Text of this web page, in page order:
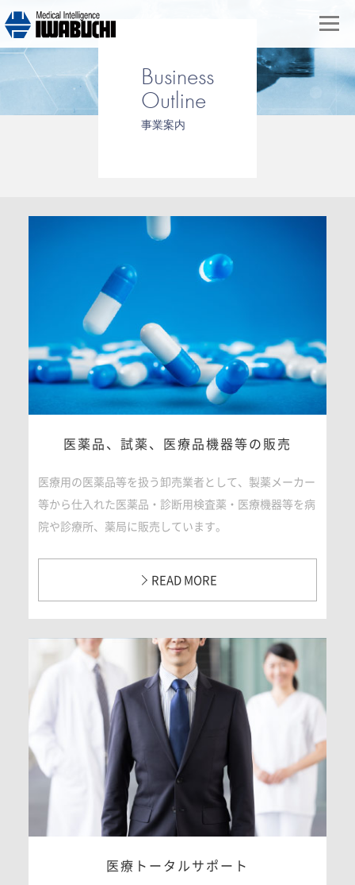
Business
Outline
事業案内
医薬品、試薬、医療品機器等の販売
医療用の医薬品等を扱う卸売業者として、製薬メーカー
等から仕入れた医薬品・診断用検査薬・医療機器等を病
院や診療所、薬局に販売しています。
READ MORE
医療トータルサポート